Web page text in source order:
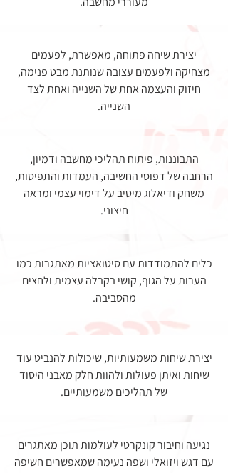
יצירת שיחה פתוחה, מאפשרת, לפעמים
מצחיקה ולפעמים עצובה שנותנת מבט פנימה,
חיזוק והעצמה אחת של השנייה ואחת לצד
השנייה.
התבוננות, פיתוח תהליכי מחשבה ודמיון,
הרחבה של דפוסי החשיבה, העמדות והתפיסות,
משחק ודיאלוג מיטיב על דימוי עצמי ומראה
חיצוני.
כלים להתמודדות עם סיטואציות מאתגרות כמו
הערות על הגוף, קושי בקבלה עצמית ולחצים
מהסביבה.
יצירת שיחות משמעותיות, שיכולות להנביט עוד
שיחות ואיתן פעולות ולהוות חלק מאבני היסוד
של תהליכים משמעותיים.
נגיעה וחיבור קונקרטי לעולמות תוכן מאתגרים
עם דגש ויזואלי ושפה נעימה שמאפשרים חשיפה